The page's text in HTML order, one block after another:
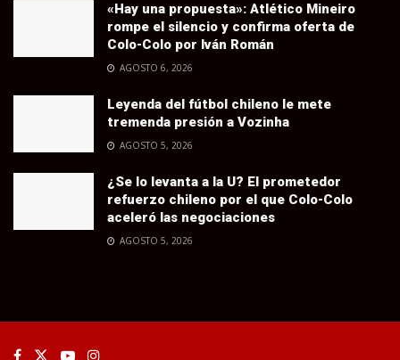
«Hay una propuesta»: Atlético Mineiro
rompe el silencio y confirma oferta de
Colo-Colo por Iván Román
AGOSTO 6, 2026
Leyenda del fútbol chileno le mete
tremenda presión a Vozinha
AGOSTO 5, 2026
¿Se lo levanta a la U? El prometedor
refuerzo chileno por el que Colo-Colo
aceleró las negociaciones
AGOSTO 5, 2026